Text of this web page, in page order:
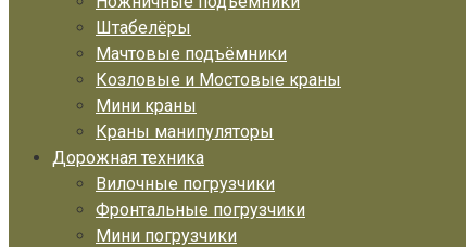
Штабелёры
Мачтовые подъёмники
Козловые и Мостовые краны
Мини краны
Краны манипуляторы
Дорожная техника
Вилочные погрузчики
Фронтальные погрузчики
Мини погрузчики